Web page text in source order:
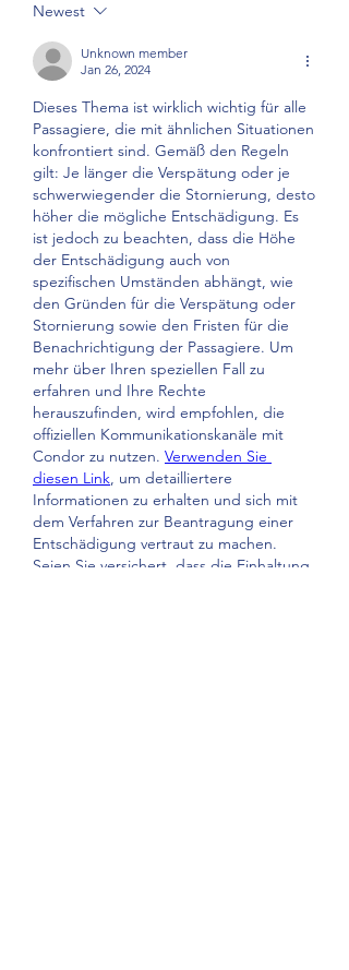
Newest
Unknown member
Jan 26, 2024
Dieses Thema ist wirklich wichtig für alle
Passagiere, die mit ähnlichen Situationen
konfrontiert sind. Gemäß den Regeln
gilt: Je länger die Verspätung oder je
schwerwiegender die Stornierung, desto
höher die mögliche Entschädigung. Es
ist jedoch zu beachten, dass die Höhe
der Entschädigung auch von
spezifischen Umständen abhängt, wie
den Gründen für die Verspätung oder
Stornierung sowie den Fristen für die
Benachrichtigung der Passagiere. Um
mehr über Ihren speziellen Fall zu
erfahren und Ihre Rechte
herauszufinden, wird empfohlen, die
offiziellen Kommunikationskanäle mit
Condor zu nutzen. Verwenden Sie
diesen Link, um detailliertere
Informationen zu erhalten und sich mit
dem Verfahren zur Beantragung einer
Entschädigung vertraut zu machen.
Seien Sie versichert, dass die Einhaltung